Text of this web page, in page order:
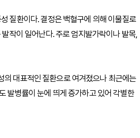
질환이다. 결정은 백혈구에 의해 이물질로
작이 일어난다. 주로 엄지발가락이나 발목,
의 대표적인 질환으로 여겨졌으나 최근에는
발병률이 눈에 띄게 증가하고 있어 각별한